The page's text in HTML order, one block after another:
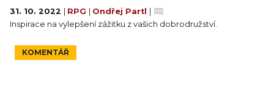
31. 10. 2022 RPG Ondřej Partl
Inspirace na vylepšení zážitku z vašich dobrodružství.
KOMENTÁŘ